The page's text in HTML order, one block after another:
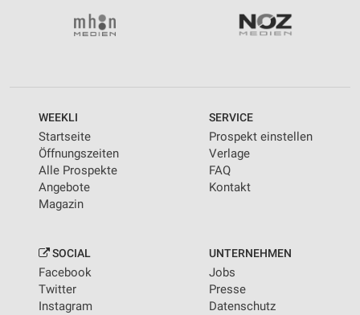
WEEKLI
Startseite
Öffnungszeiten
Alle Prospekte
Angebote
Magazin
SERVICE
Prospekt einstellen
Verlage
FAQ
Kontakt
SOCIAL
Facebook
Twitter
Instagram
UNTERNEHMEN
Jobs
Presse
Datenschutz